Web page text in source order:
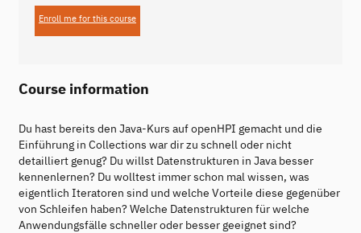
Enroll me for this course
Course information
Du hast bereits den Java-Kurs auf openHPI gemacht und die
Einführung in Collections war dir zu schnell oder nicht
detailliert genug? Du willst Datenstrukturen in Java besser
kennenlernen? Du wolltest immer schon mal wissen, was
eigentlich Iteratoren sind und welche Vorteile diese gegenüber
von Schleifen haben? Welche Datenstrukturen für welche
Anwendungsfälle schneller oder besser geeignet sind?